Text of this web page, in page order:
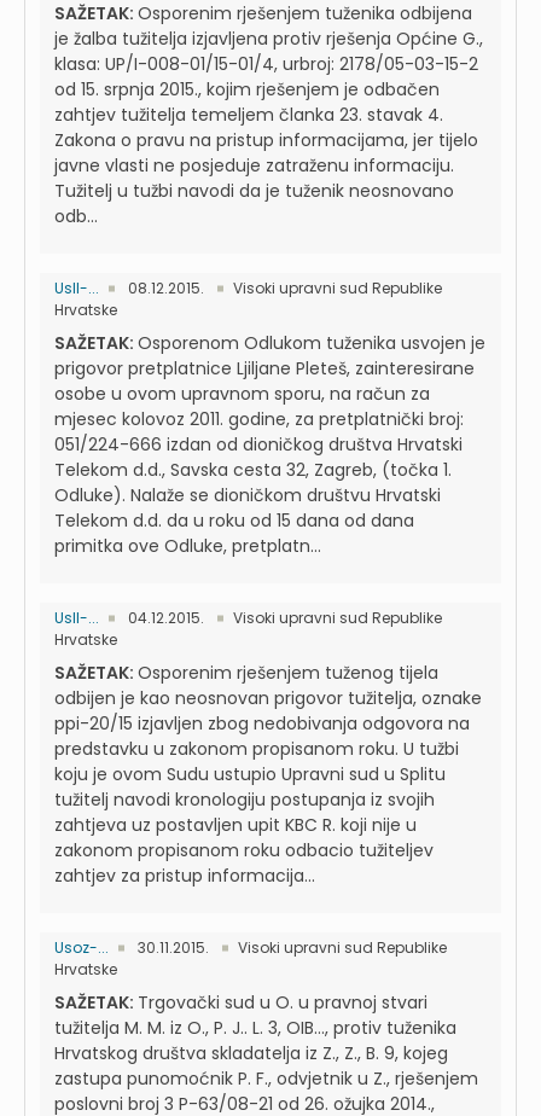
SAŽETAK: Osporenim rješenjem tuženika odbijena
je žalba tužitelja izjavljena protiv rješenja Općine G.,
klasa: UP/I-008-01/15-01/4, urbroj: 2178/05-03-15-2
od 15. srpnja 2015., kojim rješenjem je odbačen
zahtjev tužitelja temeljem članka 23. stavak 4.
Zakona o pravu na pristup informacijama, jer tijelo
javne vlasti ne posjeduje zatraženu informaciju.
Tužitelj u tužbi navodi da je tuženik neosnovano
odb...
UsII-... 08.12.2015.
Visoki upravni sud Republike
Hrvatske
SAŽETAK: Osporenom Odlukom tuženika usvojen je
prigovor pretplatnice Ljiljane Pleteš, zainteresirane
osobe u ovom upravnom sporu, na račun za
mjesec kolovoz 2011. godine, za pretplatnički broj:
051/224-666 izdan od dioničkog društva Hrvatski
Telekom d.d., Savska cesta 32, Zagreb, (točka 1.
Odluke). Nalaže se dioničkom društvu Hrvatski
Telekom d.d. da u roku od 15 dana od dana
primitka ove Odluke, pretplatn...
UsII-... 04.12.2015.
Visoki upravni sud Republike
Hrvatske
SAŽETAK: Osporenim rješenjem tuženog tijela
odbijen je kao neosnovan prigovor tužitelja, oznake
ppi-20/15 izjavljen zbog nedobivanja odgovora na
predstavku u zakonom propisanom roku. U tužbi
koju je ovom Sudu ustupio Upravni sud u Splitu
tužitelj navodi kronologiju postupanja iz svojih
zahtjeva uz postavljen upit KBC R. koji nije u
zakonom propisanom roku odbacio tužiteljev
zahtjev za pristup informacija...
Usoz-... 30.11.2015.
Visoki upravni sud Republike
Hrvatske
SAŽETAK: Trgovački sud u O. u pravnoj stvari
tužitelja M. M. iz O., P. J.. L. 3, OIB…, protiv tuženika
Hrvatskog društva skladatelja iz Z., Z., B. 9, kojeg
zastupa punomoćnik P. F., odvjetnik u Z., rješenjem
poslovni broj 3 P-63/08-21 od 26. ožujka 2014.,